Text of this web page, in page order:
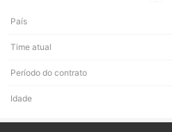
País
Time atual
Período do contrato
Idade